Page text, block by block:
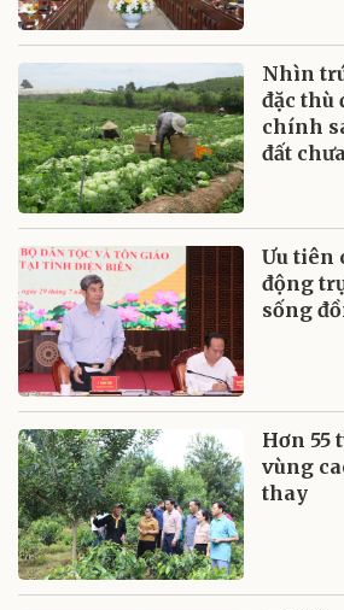
Nhìn
đặc thù
chính
đất
Ưu tiên
động
sống
Hơn 55
vùng
thay